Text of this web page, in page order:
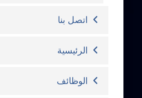
اتصل بنا
الرئيسية
الوظائف